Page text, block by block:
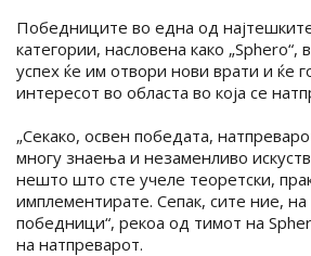
Победниците во една од
категории, насловена како „Sphero“,
успех ќе им отвори нови врати и ќе
интересот во областа во која се
„Секако, освен победата,
многу знаења и незаменливо
нешто што сте учеле теоретски,
имплементирате. Сепак, сите ние, на
победници“, рекоа од тимот на
на натпреварот.